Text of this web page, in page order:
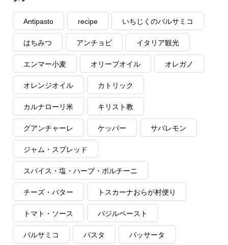
Antipasto recipe いちじくのバルサミコ
はちみつ アンチョビ イタリア観光
エンマー小麦 オリーブオイル オレガノ
オレンジオイル カトリック
カルナローリ米 キリスト教
グアンチャーレ ケッパー サバレモン
ジャム・スプレッド
スパイス・塩・ハーブ・ポルチーニ
チーズ・バター トスカーナおらが村便り
トマト・ソース バジルペースト
バルサミコ パスタ パッサータ